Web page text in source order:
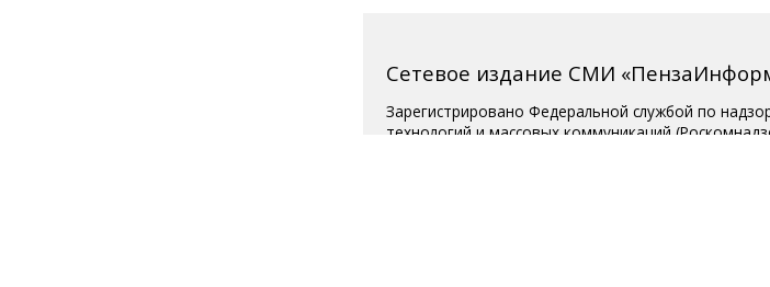
Сетевое издание СМИ
Зарегистрировано Федеральной службой по
технологий и массовых коммуникаций